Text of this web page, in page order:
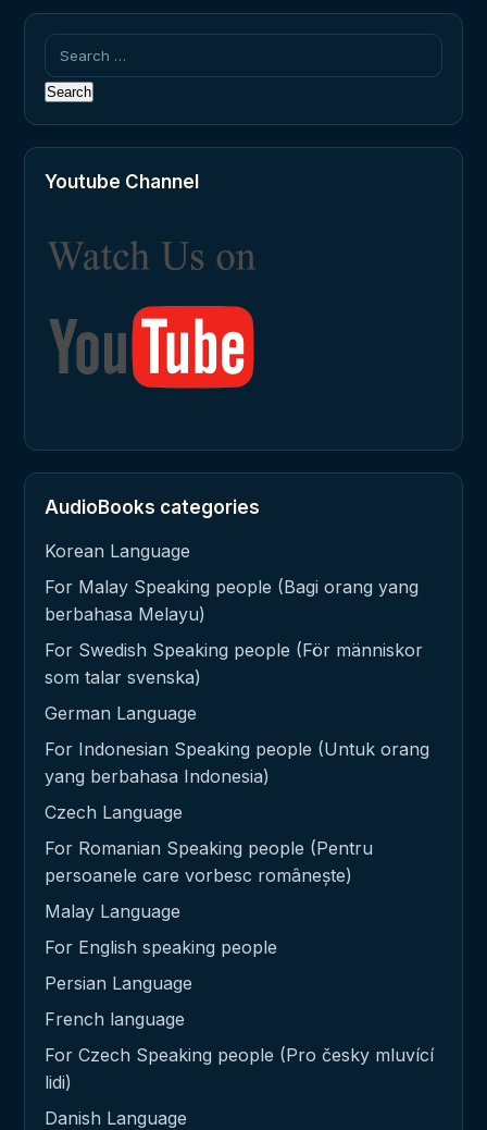
Search
for:
Youtube Channel
AudioBooks categories
Korean Language
For Malay Speaking people (Bagi orang yang
berbahasa Melayu)
For Swedish Speaking people (För människor
som talar svenska)
German Language
For Indonesian Speaking people (Untuk orang
yang berbahasa Indonesia)
Czech Language
For Romanian Speaking people (Pentru
persoanele care vorbesc românește)
Malay Language
For English speaking people
Persian Language
French language
For Czech Speaking people (Pro česky mluvící
lidi)
Danish Language